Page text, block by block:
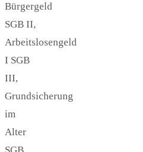
Bürgergeld
SGB II,
Arbeitslosengeld
I SGB
III,
Grundsicherung
im
Alter